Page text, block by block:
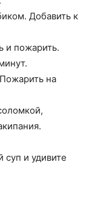
Добавить к
и пожарить.
на
и удивите